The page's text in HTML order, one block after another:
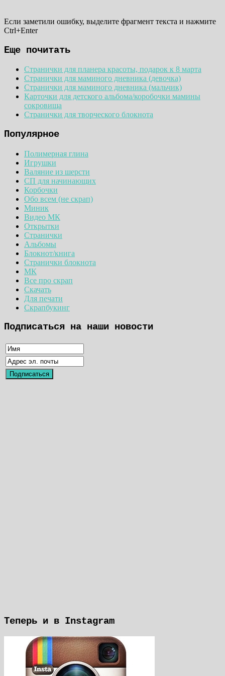
Если заметили ошибку, выделите фрагмент текста и нажмите
Ctrl+Enter
Еще почитать
Странички для планера красоты, подарок к 8 марта
Странички для маминого дневника (девочка)
Странички для маминого дневника (мальчик)
Карточки для детского альбома/коробочки мамины
сокровища
Странички для творческого блокнота
Популярное
Полимерная глина
Игрушки
Валяние из шерсти
СП для начинающих
Корбочки
Обо всем (не скрап)
Миник
Видео МК
Открытки
Странички
Альбомы
Блокнот/книга
Странички блокнота
МК
Все про скрап
Скачать
Для печати
Скрапбукинг
Подписаться на наши новости
Теперь и в Instagram